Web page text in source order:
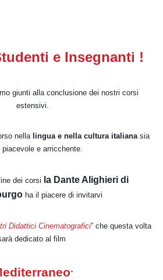
e Insegnanti !
giunti alla conclusione dei nostri corsi
estensivi.
nella lingua e nella cultura italianasia
e arricchente.
dei corsi la Dante Alighieri di
ha il piacere di invitarvi
Didattici Cinematografici” che questa volta
dedicato al film
”